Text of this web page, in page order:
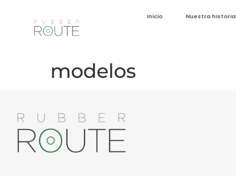
Inicio Nuestra historia
modelos